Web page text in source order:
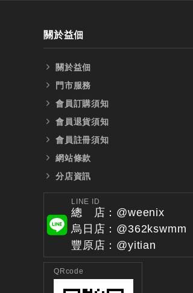
關於益佃
關於益佃
門市服務
會員訂購須知
會員退貨須知
會員註冊須知
網站條款
分店資訊
LINE ID
總 店：@weenix
烏日店：@362kswmm
豐原店：@yitian
QRcode